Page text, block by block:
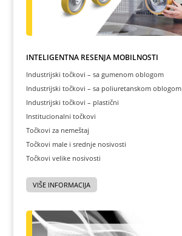
INTELIGENTNA REŠENJA MOBILNOSTI
Industrijski točkovi – sa gumenom oblogom
Industrijski točkovi – sa poliuretanskom oblogom
Industrijski točkovi – plastični
Institucionalni točkovi
Točkovi za nemeštaj
Točkovi male i srednje nosivosti
Točkovi velike nosivosti
VIŠE INFORMACIJA